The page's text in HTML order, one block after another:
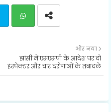
ats
p
और नया
झांसी में एसएसपी के आदेश पर दो
इंस्पेक्टर और चार दरोगाओं के तबादले